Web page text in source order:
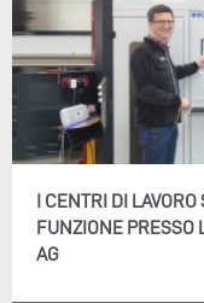
I CENTRI DI LAVORO
FUNZIONE PRESSO
AG